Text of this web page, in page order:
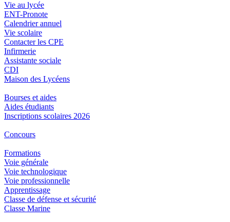
Vie au lycée
ENT-Pronote
Calendrier annuel
Vie scolaire
Contacter les CPE
Infirmerie
Assistante sociale
CDI
Maison des Lycéens
Bourses et aides
Aides étudiants
Inscriptions scolaires 2026
Concours
Formations
Voie générale
Voie technologique
Voie professionnelle
Apprentissage
Classe de défense et sécurité
Classe Marine